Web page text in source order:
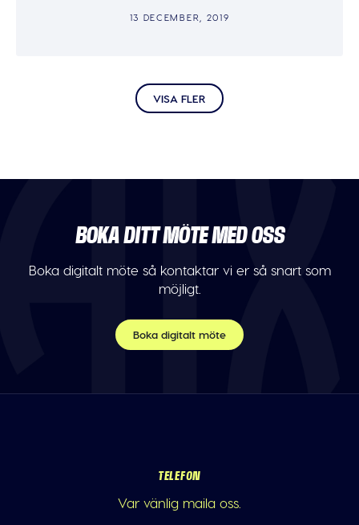
13 DECEMBER, 2019
VISA FLER
BOKA DITT MÖTE MED OSS
Boka digitalt möte så kontaktar vi er så snart som
möjligt.
Boka digitalt möte
TELEFON
Var vänlig maila oss.